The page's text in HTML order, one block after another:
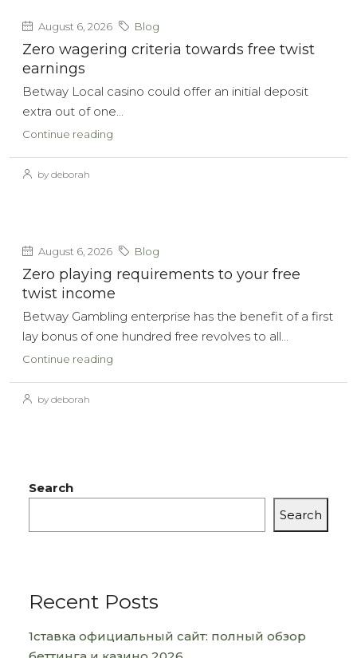
August 6, 2026 Blog
Zero wagering criteria towards free twist
earnings
Betway Local casino could offer an initial deposit
extra out of one...
Continue reading
by deborah
August 6, 2026 Blog
Zero playing requirements to your free
twist income
Betway Gambling enterprise has the benefit of a first
lay bonus of one hundred free revolves to all...
Continue reading
by deborah
Search
Search
Recent Posts
1ставка официальный сайт: полный обзор